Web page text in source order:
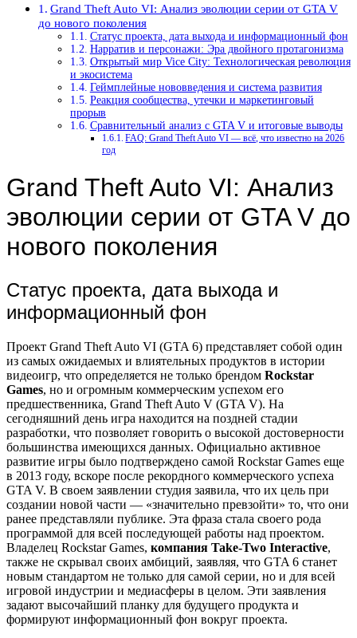
Grand Theft Auto VI: Анализ эволюции серии от GTA V
до нового поколения
Статус проекта, дата выхода и информационный фон
Нарратив и персонажи: Эра двойного протагонизма
Открытый мир Vice City: Технологическая революция
и экосистема
Геймплейные нововведения и система развития
Реакция сообщества, утечки и маркетинговый
прорыв
Сравнительный анализ с GTA V и итоговые выводы
FAQ: Grand Theft Auto VI — всё, что известно на 2026
год
Grand Theft Auto VI: Анализ
эволюции серии от GTA V до
нового поколения
Статус проекта, дата выхода и
информационный фон
Проект Grand Theft Auto VI (GTA 6) представляет собой один
из самых ожидаемых и влиятельных продуктов в истории
видеоигр, что определяется не только брендом Rockstar
Games, но и огромным коммерческим успехом его
предшественника, Grand Theft Auto V (GTA V). На
сегодняшний день игра находится на поздней стадии
разработки, что позволяет говорить о высокой достоверности
большинства имеющихся данных. Официально активное
развитие игры было подтверждено самой Rockstar Games еще
в 2013 году, вскоре после рекордного коммерческого успеха
GTA V. В своем заявлении студия заявила, что их цель при
создании новой части — «значительно превзойти» то, что они
ранее представляли публике. Эта фраза стала своего рода
программой для всей последующей работы над проектом.
Владелец Rockstar Games, компания Take-Two Interactive,
также не скрывал своих амбиций, заявляя, что GTA 6 станет
новым стандартом не только для самой серии, но и для всей
игровой индустрии и медиасферы в целом. Эти заявления
задают высочайший планку для будущего продукта и
формируют информационный фон вокруг проекта.